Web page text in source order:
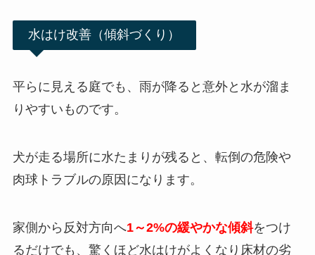
水はけ改善（傾斜づくり）
平らに見える庭でも、雨が降ると意外と水が溜ま
りやすいものです。
犬が走る場所に水たまりが残ると、転倒の危険や
肉球トラブルの原因になります。
家側から反対方向へ1～2%の緩やかな傾斜をつけ
るだけでも、驚くほど水はけがよくなり床材の劣